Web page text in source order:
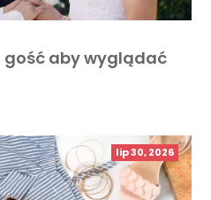
gość aby wyglądać
lip 30, 2026